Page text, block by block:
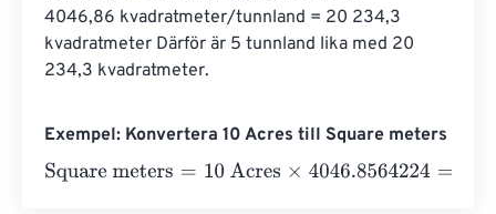
4046,86 kvadratmeter/tunnland = 20 234,3
kvadratmeter Därför är 5 tunnland lika med 20
234,3 kvadratmeter.
Exempel: Konvertera 10 Acres till Square meters
Square meters= 10 Acres×4046.8564224=